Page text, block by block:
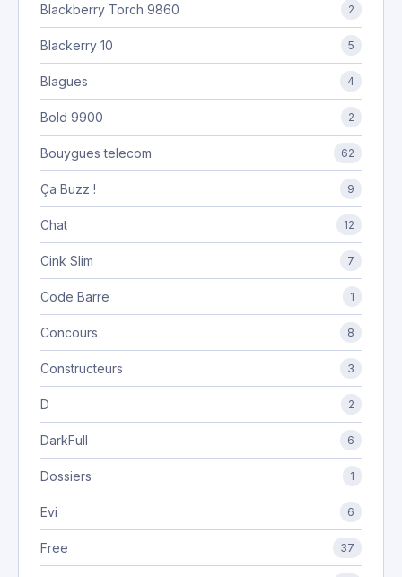
Blackberry Torch 9860 2
Blackerry 10 5
Blagues 4
Bold 9900 2
Bouygues telecom 62
Ça Buzz ! 9
Chat 12
Cink Slim 7
Code Barre 1
Concours 8
Constructeurs 3
D 2
DarkFull 6
Dossiers 1
Evi 6
Free 37